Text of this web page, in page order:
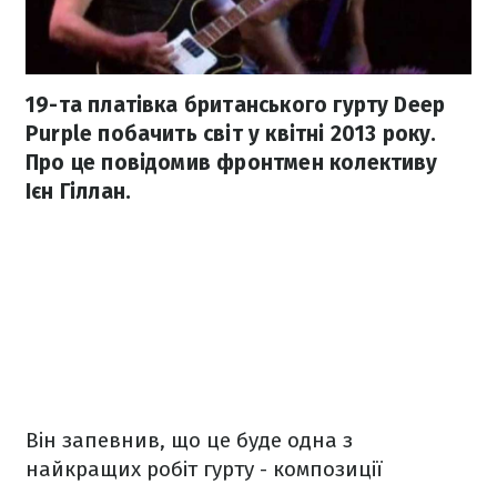
19-та платівка британського гурту Deep
Purple побачить світ у квітні 2013 року.
Про це повідомив фронтмен колективу
Ієн Гіллан.
Він запевнив, що це буде одна з
найкращих робіт гурту - композиції